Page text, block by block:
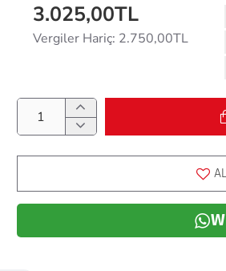
3.025,00TL
Vergiler Hariç: 2.750,00TL